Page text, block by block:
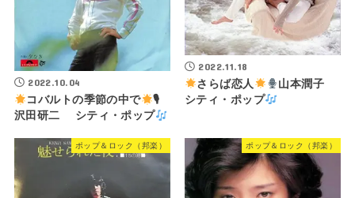
2022.10.04
コバルトの季節の中で
🎙
沢田研二 シティ・ポップ
2022.11.18
さらば恋人
山本潤子
シティ・ポップ
ポップ＆ロック（邦楽） ポップ＆ロック（邦楽）